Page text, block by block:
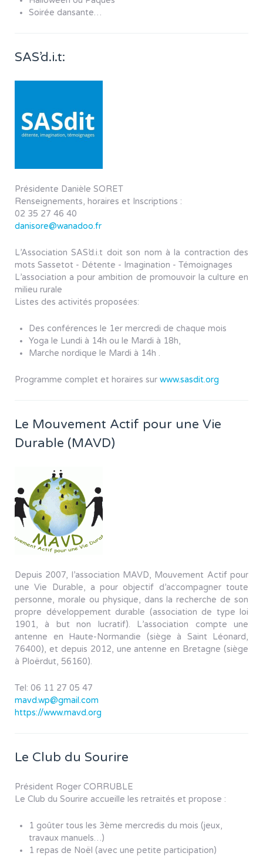
Soirée dansante…
SAS’d.i.t:
Présidente Danièle SORET
Renseignements, horaires et Inscriptions :
02 35 27 46 40
danisore@wanadoo.fr
L’Association SAS’d.i.t doit son nom à la contraction des
mots Sassetot - Détente - Imagination - Témoignages
L’association a pour ambition de promouvoir la culture en
milieu rurale
Listes des activités proposées:
Des conférences le 1er mercredi de chaque mois
Yoga le Lundi à 14h ou le Mardi à 18h,
Marche nordique le Mardi à 14h .
Programme complet et horaires sur www.sasdit.org
Le Mouvement Actif pour une Vie
Durable (MAVD)
Depuis 2007, l’association MAVD, Mouvement Actif pour
une Vie Durable, a pour objectif d’accompagner toute
personne, morale ou physique, dans la recherche de son
propre développement durable (association de type loi
1901, à but non lucratif). L’association compte une
antenne en Haute-Normandie (siège à Saint Léonard,
76400), et depuis 2012, une antenne en Bretagne (siège
à Ploërdut, 56160).
Tel: 06 11 27 05 47
mavd.wp@gmail.com
https://www.mavd.org
Le Club du Sourire
Président Roger CORRUBLE
Le Club du Sourire accueille les retraités et propose :
1 goûter tous les 3ème mercredis du mois (jeux,
travaux manuels…)
1 repas de Noël (avec une petite participation)